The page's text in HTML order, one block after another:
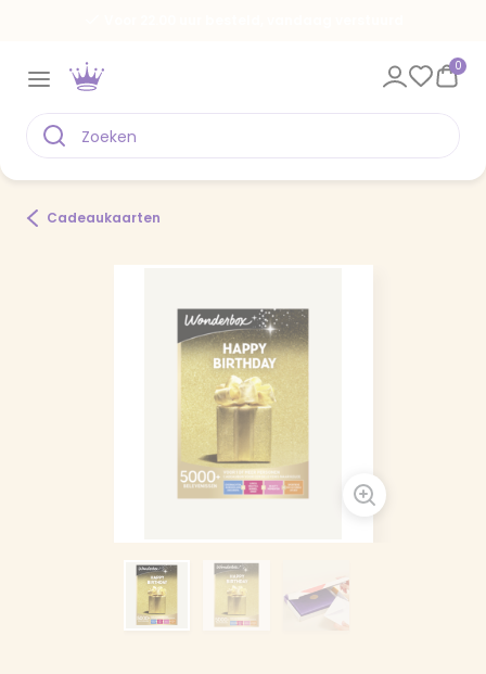
0
Cadeaukaarten